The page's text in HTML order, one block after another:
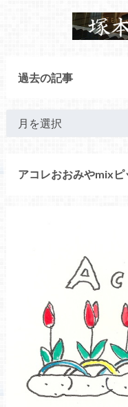
過去の記事
アコレおおみやmixピ